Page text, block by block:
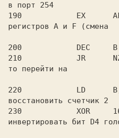
в порт 254
190            EX
регистров A и F (смена
200            DEC
210            JR
то перейти на
220            LD
восстановить счетчик 2
230            XOR
инвертировать бит D4